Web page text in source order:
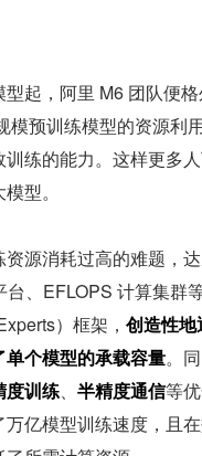
起，阿里 M6 团队便
模预训练模型的资源利
练的能力。这样更多
型。
源消耗过高的难题，
台、EFLOPS 计算集群
）框架， 创造性
个模型的承载容量。
度训练、 半精度通信等
万亿模型训练速度，且